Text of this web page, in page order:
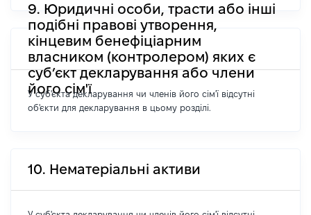
9. Юридичні особи, трасти або інші
подібні правові утворення,
кінцевим бенефіціарним
власником (контролером) яких є
суб’єкт декларування або члени
його сім'ї
У суб'єкта декларування чи членів його сім'ї відсутні
об'єкти для декларування в цьому розділі.
10. Нематеріальні активи